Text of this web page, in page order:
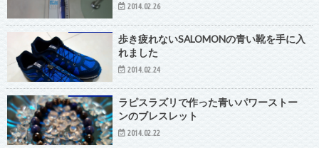
2014.02.26
歩き疲れないSALOMONの青い靴を手に入
れました
2014.02.24
ラピスラズリで作った青いパワーストー
ンのブレスレット
2014.02.22